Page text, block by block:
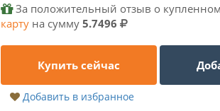
За положительный отзыв о
карту на сумму 5.7496
Купить сейчас
Добавить в избранное